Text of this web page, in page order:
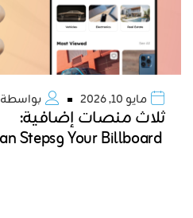
مايو 10, 2026 بواسطةEmstell Technologies
ثلاث منصات إضافية: